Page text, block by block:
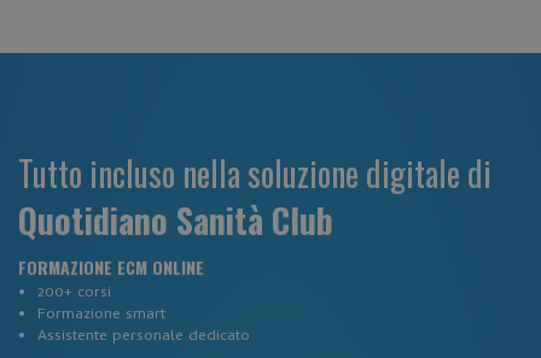
Tutto incluso nella soluzione digitale di
Quotidiano Sanità Club
FORMAZIONE ECM ONLINE
200+ corsi
Formazione smart
Assistente personale dedicato
CookieScriptConsent
Google Privacy Policy